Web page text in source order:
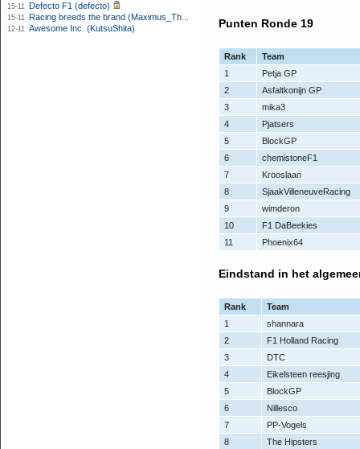
15-11 Defecto F1 (defecto)
15-11 Racing breeds the brand (Maximus_The_Great)
12-11 Awesome Inc. (KutsuShita) Punten Ronde 19
Rank
Team
1
Petja GP
2
Asfaltkonijn GP
3
mika3
4
Pjatsers
5
BlockGP
6
chemistoneF1
7
Krooslaan
8
SjaakVilleneuveRacing
9
wimderon
10
F1 DaBeekies
11
Phoenix64
Eindstand in het
Rank
Team
1
shannara
2
F1 Holland Racing
3
DTC
4
Eikelsteen reesjing
5
BlockGP
6
Nillesco
7
PP-Vogels
8
The Hipsters